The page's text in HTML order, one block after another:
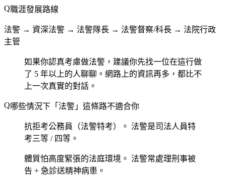
職涯發展路線
法警 → 資深法警 → 法警隊長 → 法警督察/科長 → 法院行政
主管
如果你認真考慮做法警，建議你先找一位在這行做
了 5 年以上的人聊聊。網路上的資訊再多，都比不
上一次真實的對話。
哪些情況下「法警」這條路不適合你
抗拒考公務員（法警特考）。 法警是司法人員特
考三等 / 四等。
體質怕高度緊張的法庭環境。 法警常處理刑事被
告 + 急診送精神病患。